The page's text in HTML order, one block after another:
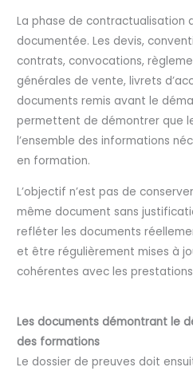
La phase de contractualisation
documentée. Les devis,
contrats, convocations,
générales de vente, livrets
documents remis avant le
permettent de démontrer que
l’ensemble des informations
en formation.
L’objectif n’est pas de
même document sans
refléter les documents
et être régulièrement mises à
cohérentes avec les
Les documents démontrant le
des formations
Le dossier de preuves doit